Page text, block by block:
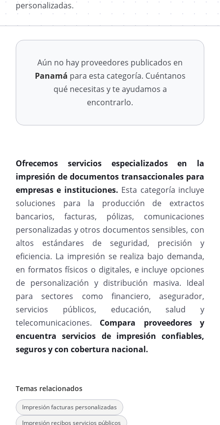
personalizadas.
Aún no hay proveedores publicados en
Panamá para esta categoría. Cuéntanos
qué necesitas y te ayudamos a
encontrarlo.
Ofrecemos servicios especializados en la
impresión de documentos transaccionales para
empresas e instituciones. Esta categoría incluye
soluciones para la producción de extractos
bancarios, facturas, pólizas, comunicaciones
personalizadas y otros documentos sensibles, con
altos estándares de seguridad, precisión y
eficiencia. La impresión se realiza bajo demanda,
en formatos físicos o digitales, e incluye opciones
de personalización y distribución masiva. Ideal
para sectores como financiero, asegurador,
servicios públicos, educación, salud y
telecomunicaciones. Compara proveedores y
encuentra servicios de impresión confiables,
seguros y con cobertura nacional.
Temas relacionados
Impresión facturas personalizadas
Impresión recibos servicios públicos